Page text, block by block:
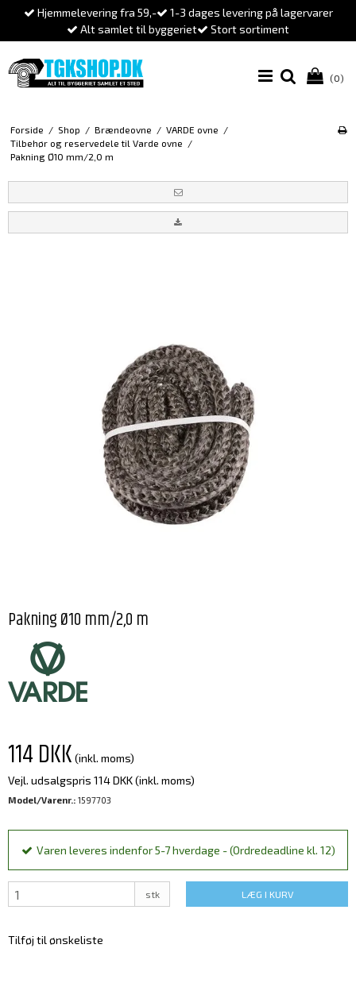
Hjemmelevering fra 59,-
1-3 dages levering på lagervarer
Alt samlet til byggeriet
Stort sortiment
(0)
Forside / Shop / Brændeovne / VARDE ovne /
Tilbehør og reservedele til Varde ovne /
Pakning Ø10 mm/2,0 m
Pakning Ø10 mm/2,0 m
114 DKK (inkl. moms)
Vejl. udsalgspris 114 DKK(inkl. moms)
Model/Varenr.: 1597703
Varen leveres indenfor 5-7 hverdage - (Ordredeadline kl. 12)
stk LÆG I KURV
Tilføj til ønskeliste